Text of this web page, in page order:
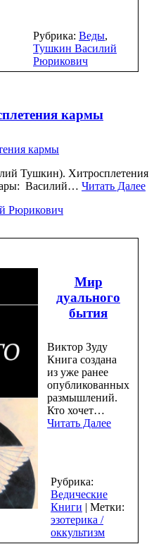
Рубрика: Веды,
Тушкин Василий
Рюрикович
кармы
Тушкин). Хитросплетения
Василий… Читать Далее
Рюрикович
Мир
дуального
бытия
Виктор Зуду
Книга создана
из уже ранее
опубликованных
размышлений.
Кто хочет…
Читать Далее
Рубрика:
Ведические
Книги | Метки:
эзотерика /
оккультизм